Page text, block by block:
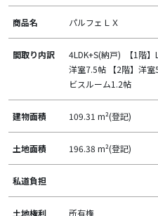
商品名 パルフェＬＸ
間取り内訳
4LDK+S(納戸) 【1階】
洋室7.5帖 【2階】洋
ビスルーム1.2帖
建物面積 109.31 m²(登記)
土地面積 196.38 m²(登記)
私道負担
土地権利 所有権